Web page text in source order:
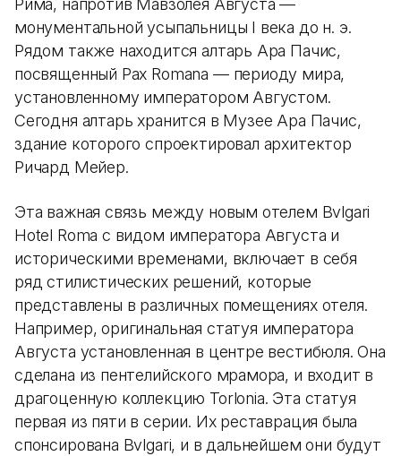
Рима, напротив Мавзолея Августа —
монументальной усыпальницы I века до н. э.
Рядом также находится алтарь Ара Пачис,
посвященный Pax Romana — периоду мира,
установленному императором Августом.
Сегодня алтарь хранится в Музее Ара Пачис,
здание которого спроектировал архитектор
Ричард Мейер.
Эта важная связь между новым отелем Bvlgari
Hotel Roma с видом императора Августа и
историческими временами, включает в себя
ряд стилистических решений, которые
представлены в различных помещениях отеля.
Например, оригинальная статуя императора
Августа установленная в центре вестибюля. Она
сделана из пентелийского мрамора, и входит в
драгоценную коллекцию Torlonia. Эта статуя
первая из пяти в серии. Их реставрация была
спонсирована Bvlgari, и в дальнейшем они будут